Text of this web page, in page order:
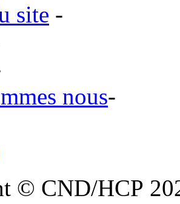
site -
nous-
© CND/HCP